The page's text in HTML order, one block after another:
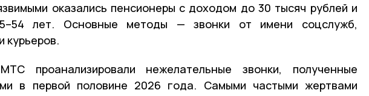
оказались пенсионеры с доходом до 30 тысяч рублей и
лет. Основные методы — звонки от имени соцслужб,
курьеров.
проанализировали нежелательные звонки, полученные
в первой половине 2026 года. Самыми частыми жертвами